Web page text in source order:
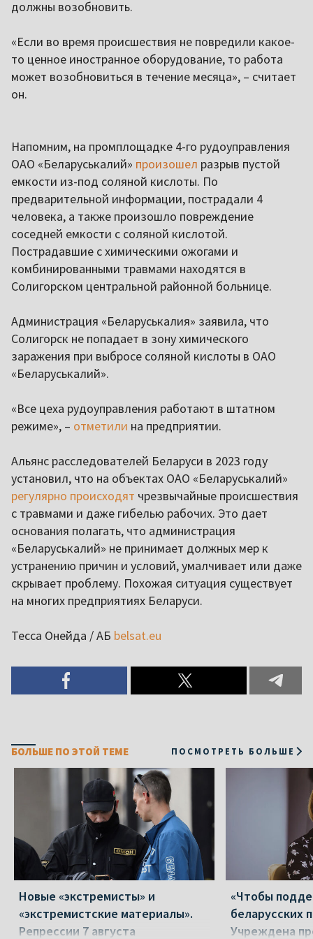
должны возобновить.
«Если во время происшествия не повредили какое-
то ценное иностранное оборудование, то работа
может возобновиться в течение месяца», – считает
он.
Напомним, на промплощадке 4-го рудоуправления
ОАО «Беларуськалий» произошел разрыв пустой
емкости из-под соляной кислоты. По
предварительной информации, пострадали 4
человека, а также произошло повреждение
соседней емкости с соляной кислотой.
Пострадавшие с химическими ожогами и
комбинированными травмами находятся в
Солигорском центральной районной больнице.
Администрация «Беларуськалия» заявила, что
Солигорск не попадает в зону химического
заражения при выбросе соляной кислоты в ОАО
«Беларуськалий».
«Все цеха рудоуправления работают в штатном
режиме», – отметили на предприятии.
Альянс расследователей Беларуси в 2023 году
установил, что на объектах ОАО «Беларуськалий»
регулярно происходят чрезвычайные происшествия
с травмами и даже гибелью рабочих. Это дает
основания полагать, что администрация
«Беларуськалий» не принимает должных мер к
устранению причин и условий, умалчивает или даже
скрывает проблему. Похожая ситуация существует
на многих предприятиях Беларуси.
Тесса Онейда / АБ belsat.eu
БОЛЬШЕ ПО ЭТОЙ ТЕМЕ ПОСМОТРЕТЬ БОЛЬШЕ
Новые «экстремисты» и
«экстремистские материалы».
Репрессии 7 августа
«Чтобы
беларусских
Учреждена